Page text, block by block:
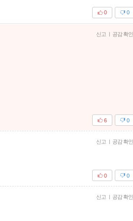
0
0
신고 | 공감 확인
0
6
신고 | 공감 확인
0
0
신고 | 공감 확인